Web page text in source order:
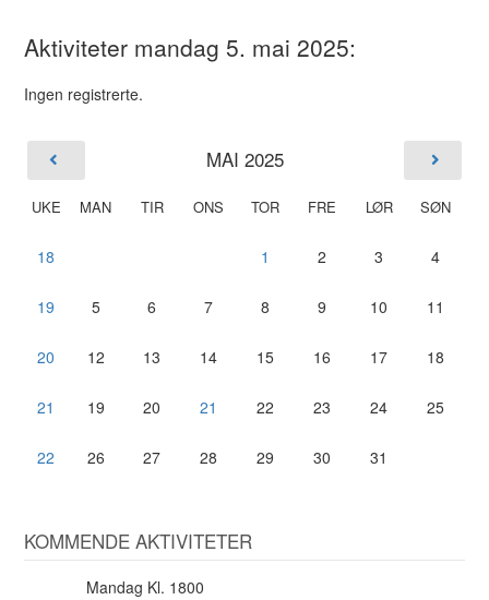
Aktiviteter mandag 5. mai 2025:
Ingen registrerte.
MAI 2025
UKE MAN TIR ONS TOR FRE LØR SØN
18 1 2 3 4
19 5 6 7 8 9 10 11
20 12 13 14 15 16 17 18
21 19 20 21 22 23 24 25
22 26 27 28 29 30 31
KOMMENDE AKTIVITETER
Mandag Kl. 1800